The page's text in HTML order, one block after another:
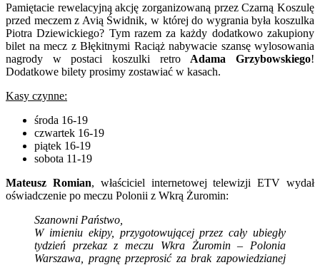
Pamiętacie rewelacyjną akcję zorganizowaną przez Czarną Koszulę
przed meczem z Avią Świdnik, w której do wygrania była koszulka
Piotra Dziewickiego? Tym razem za każdy dodatkowo zakupiony
bilet na mecz z Błękitnymi Raciąż nabywacie szansę wylosowania
nagrody w postaci koszulki retro Adama Grzybowskiego!
Dodatkowe bilety prosimy zostawiać w kasach.
Kasy czynne:
środa 16-19
czwartek 16-19
piątek 16-19
sobota 11-19
Mateusz Romian, właściciel internetowej telewizji ETV wydał
oświadczenie po meczu Polonii z Wkrą Żuromin:
Szanowni Państwo,
W imieniu ekipy, przygotowującej przez cały ubiegły
tydzień przekaz z meczu Wkra Żuromin – Polonia
Warszawa, pragnę przeprosić za brak zapowiedzianej